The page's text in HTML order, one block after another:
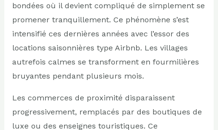
bondées où il devient compliqué de simplement se
promener tranquillement. Ce phénomène s’est
intensifié ces dernières années avec l’essor des
locations saisonnières type Airbnb. Les villages
autrefois calmes se transforment en fourmilières
bruyantes pendant plusieurs mois.
Les commerces de proximité disparaissent
progressivement, remplacés par des boutiques de
luxe ou des enseignes touristiques. Ce